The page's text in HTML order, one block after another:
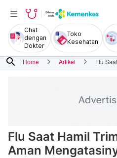
Chat
dengan
Dokter
Toko
Kesehatan
search Home Artikel Flu
Flu Saat Hamil
Aman